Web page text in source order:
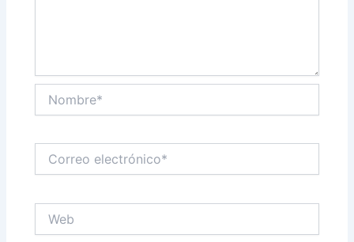
electrónico*